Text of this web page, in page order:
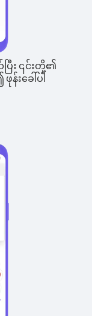
ြီး ၎င်းတို့၏
းခေါ်ပါ